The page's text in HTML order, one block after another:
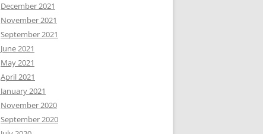
December 2021
November 2021
September 2021
June 2021
May 2021
April 2021
January 2021
November 2020
September 2020